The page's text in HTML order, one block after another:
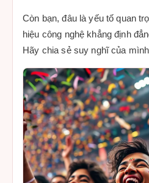
Còn bạn, đâu là yếu tố quan
hiệu công nghệ khẳng định
Hãy chia sẻ suy nghĩ của